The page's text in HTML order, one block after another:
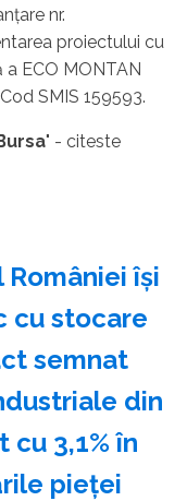
nr.
proiectului cu
ECO MONTAN
SMIS 159593.
" - citeste
își
cu stocare
semnat
din
cu 3,1% în
pieţei